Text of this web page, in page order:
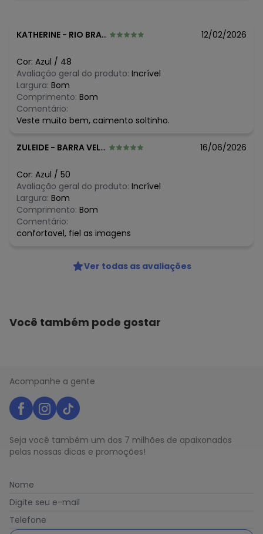
julho/2026 R$ 93,96
maio/2026
abril/2026
março/2026
fevereiro/2026
KATHERINE - RIO BRANCO - AC 12/02/2026
Cor: Azul / 48
Avaliação geral do produto: Incrível
Largura: Bom
Comprimento: Bom
Comentário:
Veste muito bem, caimento soltinho.
ZULEIDE - BARRA VELHA - SC 16/06/2026
Cor: Azul / 50
Avaliação geral do produto: Incrível
Largura: Bom
Comprimento: Bom
Comentário:
confortavel, fiel as imagens
Ver todas as avaliações
Você também pode gostar
Acompanhe a gente
Seja você também um dos 7 milhões de apaixonados
pelas nossas dicas e promoções!
Nome
Digite seu e-mail
Telefone